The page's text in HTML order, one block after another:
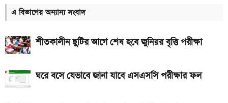
লাইভ
দেশের বাজারে আজকের স্বর্ণের দাম, প্রতি ভরি কত
৮০০০ mAh ব্যাটারি সহ আসছে Redmi Note 17 5G,
দাম কত?
আজকের স্বর্ণের বাজারদর: ০৬ আগস্ট ২০২৬
এ বিভাগের অন্যান্য সংবাদ
শীতকালীন ছুটির আগে শেষ হবে জুনিয়র বৃত্তি পরীক্ষা
ঘরে বসে যেভাবে জানা যাবে এসএসসি পরীক্ষার ফল